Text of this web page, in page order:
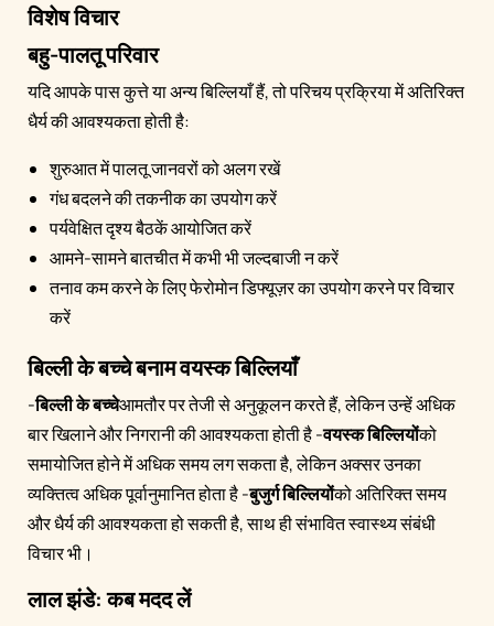
विशेष विचार
बहु-पालतू परिवार
यदि आपके पास कुत्ते या अन्य बिल्लियाँ हैं, तो परिचय प्रक्रिया में अतिरिक्त
धैर्य की आवश्यकता होती है:
शुरुआत में पालतू जानवरों को अलग रखें
गंध बदलने की तकनीक का उपयोग करें
पर्यवेक्षित दृश्य बैठकें आयोजित करें
आमने-सामने बातचीत में कभी भी जल्दबाजी न करें
तनाव कम करने के लिए फेरोमोन डिफ्यूज़र का उपयोग करने पर विचार
करें
बिल्ली के बच्चे बनाम वयस्क बिल्लियाँ
-बिल्ली के बच्चेआमतौर पर तेजी से अनुकूलन करते हैं, लेकिन उन्हें अधिक
बार खिलाने और निगरानी की आवश्यकता होती है -वयस्क बिल्लियोंको
समायोजित होने में अधिक समय लग सकता है, लेकिन अक्सर उनका
व्यक्तित्व अधिक पूर्वानुमानित होता है -बुजुर्ग बिल्लियोंको अतिरिक्त समय
और धैर्य की आवश्यकता हो सकती है, साथ ही संभावित स्वास्थ्य संबंधी
विचार भी।
लाल झंडे: कब मदद लें